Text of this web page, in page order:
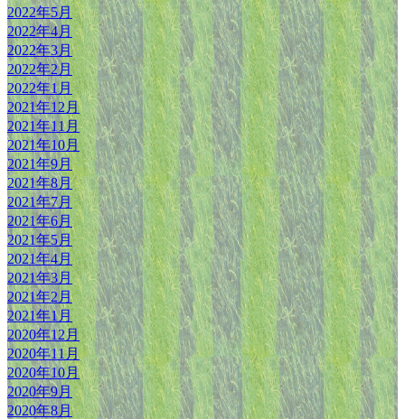
2022年5月
2022年4月
2022年3月
2022年2月
2022年1月
2021年12月
2021年11月
2021年10月
2021年9月
2021年8月
2021年7月
2021年6月
2021年5月
2021年4月
2021年3月
2021年2月
2021年1月
2020年12月
2020年11月
2020年10月
2020年9月
2020年8月